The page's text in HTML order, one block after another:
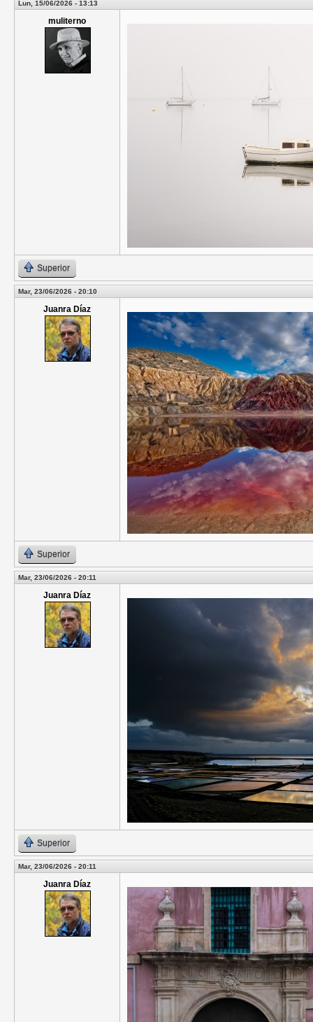
Lun, 15/06/2026 - 13:13
muliterno
Superior
Mar, 23/06/2026 - 20:10
Juanra Díaz
Superior
Mar, 23/06/2026 - 20:11
Juanra Díaz
Superior
Mar, 23/06/2026 - 20:11
Juanra Díaz